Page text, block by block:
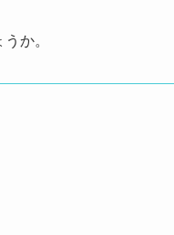
か。